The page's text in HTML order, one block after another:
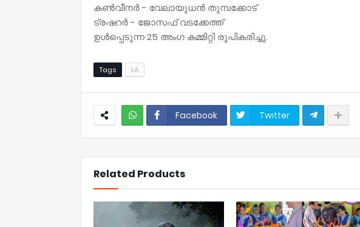
കൺവീനർ - വേലായുധൻ തുമ്പക്കോട്
ട്രഷറർ - ജോസഫ് വടക്കേത്ത്
ഉൾപ്പെടുന്ന 25 അംഗ കമ്മിറ്റി രൂപികരിച്ചു.
Tags LA
Facebook Twitter
Related Products